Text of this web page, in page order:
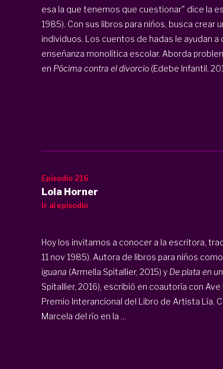
esa la que tenemos que cuestionar" dice la
1985). Con sus libros para niños, busca
individuos. Los cuentos de hadas le ayudan
enseñanza monolítica escolar. Aborda
en Pócima contra el divorcio(Edebe Infantil,
Episodio 216
Lola Horner
Ir al episodio
Hoy los invitamos a conocer a la escritora,
11 nov 1985). Autora de libros para niños como
iguana (Armella Spitallier, 2015) y De plata en
Spitallier, 2016), escribió en coautoría con Ave
Premio Interancional del Libro de Artista Lía.
Marcela del río en la ...